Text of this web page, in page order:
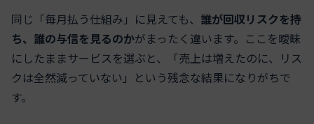
同じ「毎月払う仕組み」に見えても、 誰が回収リスクを持
ち、誰の与信を見るのかがまったく違います。ここを曖昧
にしたままサービスを選ぶと、「売上は増えたのに、リス
クは全然減っていない」という残念な結果になりがちで
す。